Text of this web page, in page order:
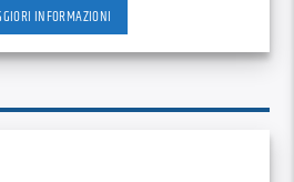
INFORMAZIONI